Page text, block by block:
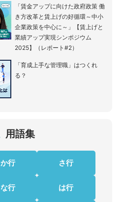
「賃金アップに向けた政府政策 働
き方改革と賃上げの好循環～中小
企業政策を中心に～」【賃上げと
業績アップ実現シンポジウム
2025】（レポート#2）
「育成上手な管理職」はつくれ
る？
用語集
か行 さ行
な行 は行